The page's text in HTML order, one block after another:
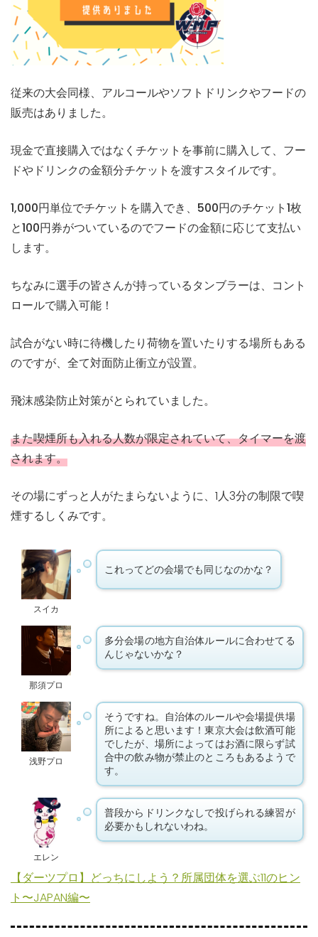
従来の大会同様、アルコールやソフトドリンクやフードの
販売はありました。
現金で直接購入ではなくチケットを事前に購入して、フー
ドやドリンクの金額分チケットを渡すスタイルです。
1,000円単位でチケットを購入でき、500円のチケット1枚
と100円券がついているのでフードの金額に応じて支払い
します。
ちなみに選手の皆さんが持っているタンブラーは、コント
ロールで購入可能！
試合がない時に待機したり荷物を置いたりする場所もある
のですが、全て対面防止衝立が設置。
飛沫感染防止対策がとられていました。
また喫煙所も入れる人数が限定されていて、タイマーを渡
されます。
その場にずっと人がたまらないように、1人3分の制限で喫
煙するしくみです。
スイカ
これってどの会場でも同じなのかな？
那須プロ
多分会場の地方自治体ルールに合わせてる
んじゃないかな？
浅野プロ
そうですね。自治体のルールや会場提供場
所によると思います！東京大会は飲酒可能
でしたが、場所によってはお酒に限らず試
合中の飲み物が禁止のところもあるようで
す。
エレン
普段からドリンクなしで投げられる練習が
必要かもしれないわね。
【ダーツプロ】どっちにしよう？所属団体を選ぶ11のヒン
ト〜JAPAN編〜